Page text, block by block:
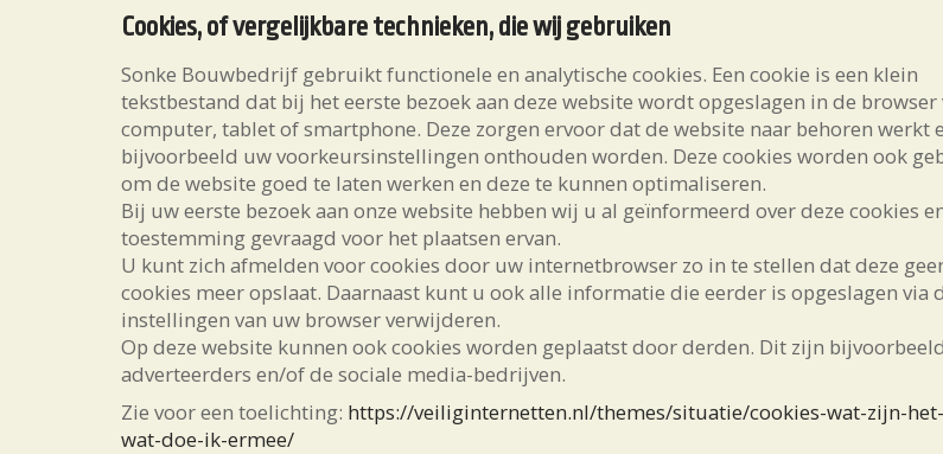
Cookies, of vergelijkbare technieken, die wij gebruiken
Sonke Bouwbedrijf gebruikt functionele en analytische cookies. Een cookie is een klein
tekstbestand dat bij het eerste bezoek aan deze website wordt opgeslagen in de browser
computer, tablet of smartphone. Deze zorgen ervoor dat de website naar behoren werkt
bijvoorbeeld uw voorkeursinstellingen onthouden worden. Deze cookies worden ook
om de website goed te laten werken en deze te kunnen optimaliseren.
Bij uw eerste bezoek aan onze website hebben wij u al geïnformeerd over deze cookies
toestemming gevraagd voor het plaatsen ervan.
U kunt zich afmelden voor cookies door uw internetbrowser zo in te stellen dat deze
cookies meer opslaat. Daarnaast kunt u ook alle informatie die eerder is opgeslagen via
instellingen van uw browser verwijderen.
Op deze website kunnen ook cookies worden geplaatst door derden. Dit zijn bijvoorbeeld
adverteerders en/of de sociale media-bedrijven.
Zie voor een toelichting: https://veiliginternetten.nl/themes/situatie/cookies-wat-zijn-
wat-doe-ik-ermee/